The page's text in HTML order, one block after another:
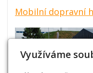
Mobilní dopravní
Využíváme